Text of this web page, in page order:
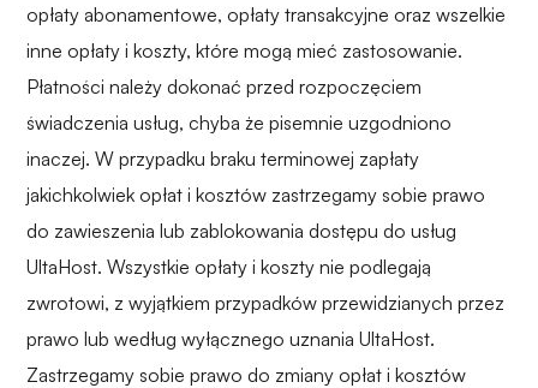
opłaty abonamentowe, opłaty transakcyjne oraz wszelkie
inne opłaty i koszty, które mogą mieć zastosowanie.
Płatności należy dokonać przed rozpoczęciem
świadczenia usług, chyba że pisemnie uzgodniono
inaczej. W przypadku braku terminowej zapłaty
jakichkolwiek opłat i kosztów zastrzegamy sobie prawo
do zawieszenia lub zablokowania dostępu do usług
UltaHost. Wszystkie opłaty i koszty nie podlegają
zwrotowi, z wyjątkiem przypadków przewidzianych przez
prawo lub według wyłącznego uznania UltaHost.
Zastrzegamy sobie prawo do zmiany opłat i kosztów